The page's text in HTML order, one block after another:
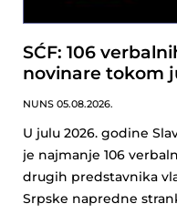
SĆF: 106
novinare tokom
NUNS 05.08.2026.
U julu 2026. godine
je najmanje 106
drugih predstavnika
Srpske napredne